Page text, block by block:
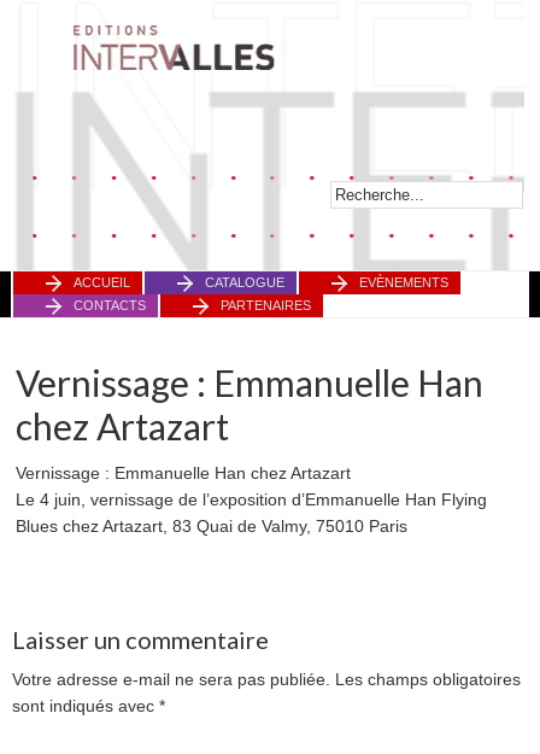
ACCUEIL CATALOGUE
EVÈNEMENTS
CONTACTS
PARTENAIRES
Vernissage : Emmanuelle Han
chez Artazart
Vernissage : Emmanuelle Han chez Artazart
Le 4 juin, vernissage de l’exposition d’Emmanuelle Han Flying
Blues chez Artazart, 83 Quai de Valmy, 75010 Paris
Laisser un commentaire
Votre adresse e-mail ne sera pas publiée. Les champs obligatoires
sont indiqués avec *